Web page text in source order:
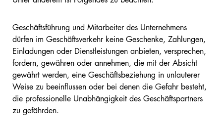
Geschäftsführung und Mitarbeiter des Unternehmens
dürfen im Geschäftsverkehr keine Geschenke, Zahlungen,
Einladungen oder Dienstleistungen anbieten, versprechen,
fordern, gewähren oder annehmen, die mit der Absicht
gewährt werden, eine Geschäftsbeziehung in unlauterer
Weise zu beeinflussen oder bei denen die Gefahr besteht,
die professionelle Unabhängigkeit des Geschäftspartners
zu gefährden.